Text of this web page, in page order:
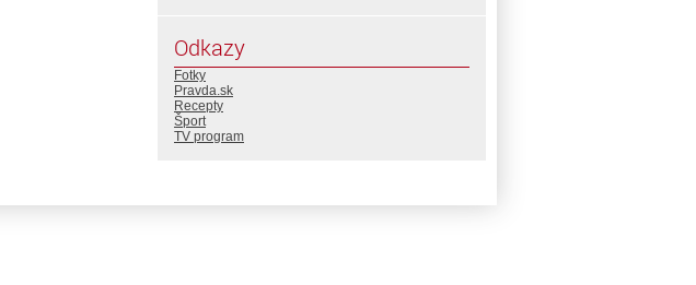
Odkazy
Fotky
Pravda.sk
Recepty
Šport
TV program